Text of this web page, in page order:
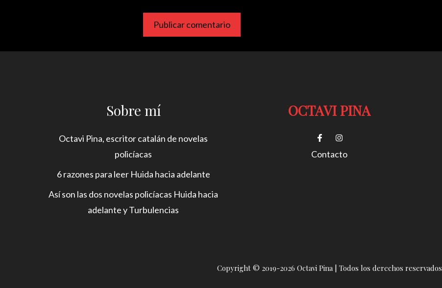
Sobre mí
Octavi Pina, escritor catalán de novelas
policíacas
6 razones para leer Huida hacia adelante
Así son las dos novelas policíacas Huida hacia
adelante y Turbulencias
OCTAVI PINA
Contacto
Copyright © 2019-2026 Octavi Pina | Todos los derechos reservados